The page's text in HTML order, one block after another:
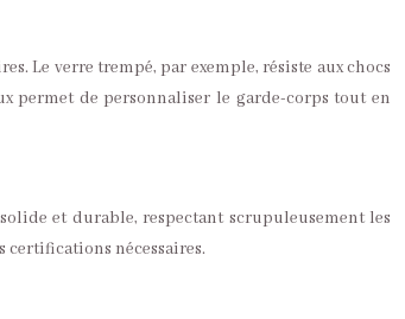
Le verre trempé, par exemple, résiste aux chocs
permet de personnaliser le garde-corps tout en
et durable, respectant scrupuleusement les
nécessaires.